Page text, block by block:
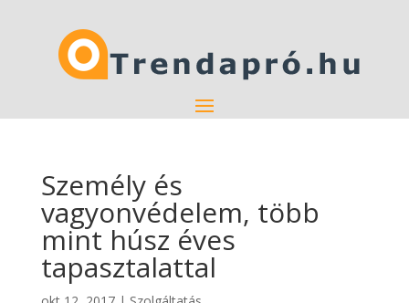
Személy és
vagyonvédelem, több
mint húsz éves
tapasztalattal